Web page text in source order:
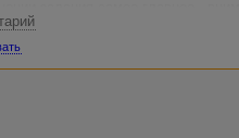
и, конечно, опять же
или картинки, или,
делать это не нужно. Вот и все.